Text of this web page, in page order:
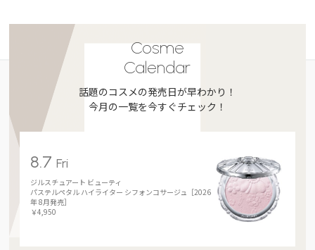
Cosme
Calendar
話題のコスメの発売日が早わかり！
今月の一覧を今すぐチェック！
8.7Fri
ジルスチュアート ビューティ
パステルペタル ハイライター シフォンコサージュ［2026
年 8月発売］
￥4,950